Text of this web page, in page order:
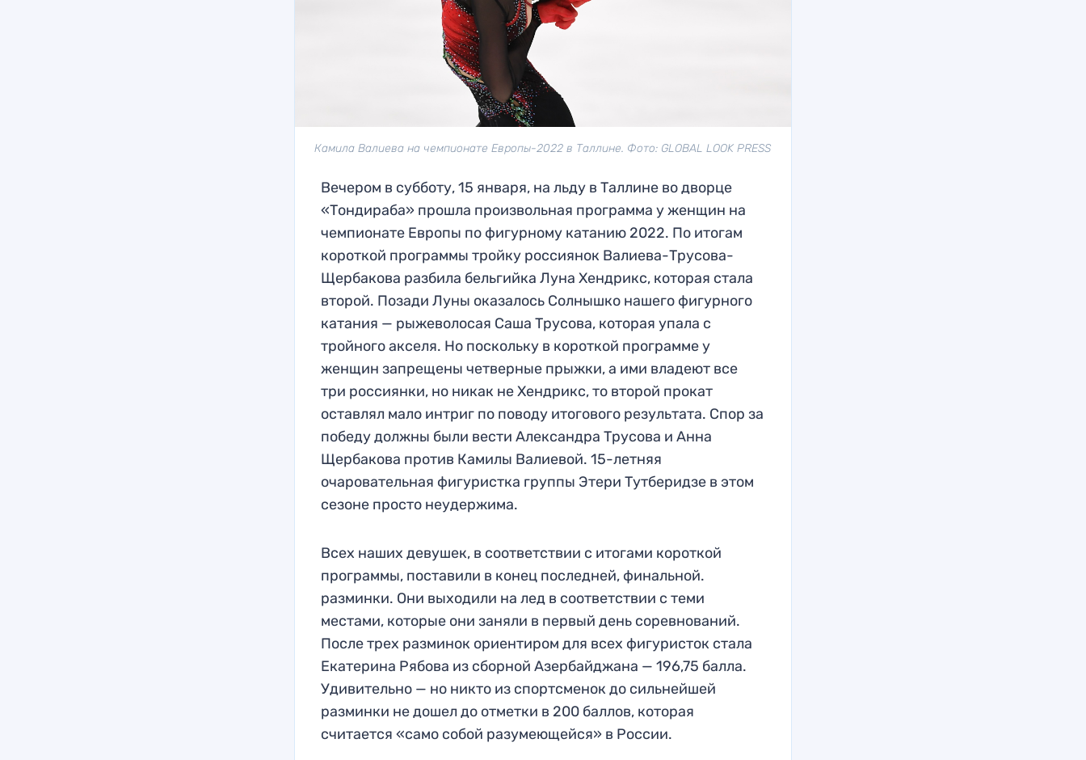
Камила Валиева на чемпионате Европы-2022 в Таллине. Фото: GLOBAL LOOK PRESS
Вечером в субботу, 15 января, на льду в Таллине во дворце
«Тондираба» прошла произвольная программа у женщин на
чемпионате Европы по фигурному катанию 2022. По итогам
короткой программы тройку россиянок Валиева-Трусова-
Щербакова разбила бельгийка Луна Хендрикс, которая стала
второй. Позади Луны оказалось Солнышко нашего фигурного
катания — рыжеволосая Саша Трусова, которая упала с
тройного акселя. Но поскольку в короткой программе у
женщин запрещены четверные прыжки, а ими владеют все
три россиянки, но никак не Хендрикс, то второй прокат
оставлял мало интриг по поводу итогового результата. Спор за
победу должны были вести Александра Трусова и Анна
Щербакова против Камилы Валиевой. 15-летняя
очаровательная фигуристка группы Этери Тутберидзе в этом
сезоне просто неудержима.
Всех наших девушек, в соответствии с итогами короткой
программы, поставили в конец последней, финальной.
разминки. Они выходили на лед в соответствии с теми
местами, которые они заняли в первый день соревнований.
После трех разминок ориентиром для всех фигуристок стала
Екатерина Рябова из сборной Азербайджана — 196,75 балла.
Удивительно — но никто из спортсменок до сильнейшей
разминки не дошел до отметки в 200 баллов, которая
считается «само собой разумеющейся» в России.